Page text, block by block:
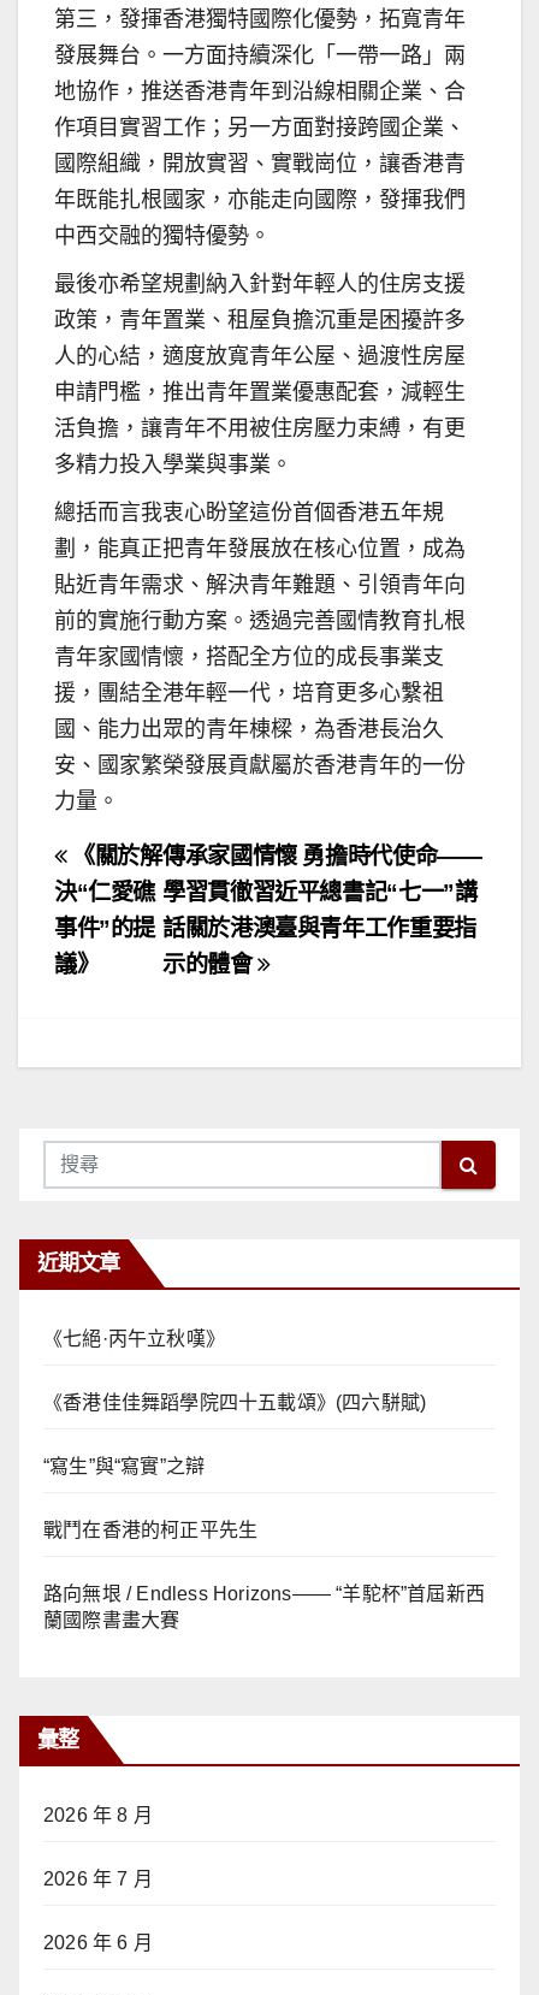
第三，發揮香港獨特國際化優勢，拓寬青年
發展舞台。一方面持續深化「一帶一路」兩
地協作，推送香港青年到沿線相關企業、合
作項目實習工作；另一方面對接跨國企業、
國際組織，開放實習、實戰崗位，讓香港青
年既能扎根國家，亦能走向國際，發揮我們
中西交融的獨特優勢。
最後亦希望規劃納入針對年輕人的住房支援
政策，青年置業、租屋負擔沉重是困擾許多
人的心結，適度放寬青年公屋、過渡性房屋
申請門檻，推出青年置業優惠配套，減輕生
活負擔，讓青年不用被住房壓力束縛，有更
多精力投入學業與事業。
總括而言我衷心盼望這份首個香港五年規
劃，能真正把青年發展放在核心位置，成為
貼近青年需求、解決青年難題、引領青年向
前的實施行動方案。透過完善國情教育扎根
青年家國情懷，搭配全方位的成長事業支
援，團結全港年輕一代，培育更多心繫祖
國、能力出眾的青年棟樑，為香港長治久
安、國家繁榮發展貢獻屬於香港青年的一份
力量。
文
章
導
覽
傳承家國情懷 勇擔時代使命——
學習貫徹習近平總書記“七一”講
話關於港澳臺與青年工作重要指
示的體會
《關於解
決“仁愛礁
事件”的提
議》
近期文章
《七絕·丙午立秋嘆》
《香港佳佳舞蹈學院四十五載頌》(四六駢賦)
“寫生”與“寫實”之辯
戰鬥在香港的柯正平先生
路向無垠 / Endless Horizons—— “羊駝杯”首屆新西
蘭國際書畫大賽
彙整
2026 年 8 月
2026 年 7 月
2026 年 6 月